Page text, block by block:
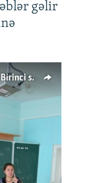
gəlir
50 min müəllim işini itirə bilər. Birinci sinfə gedənlər azalır